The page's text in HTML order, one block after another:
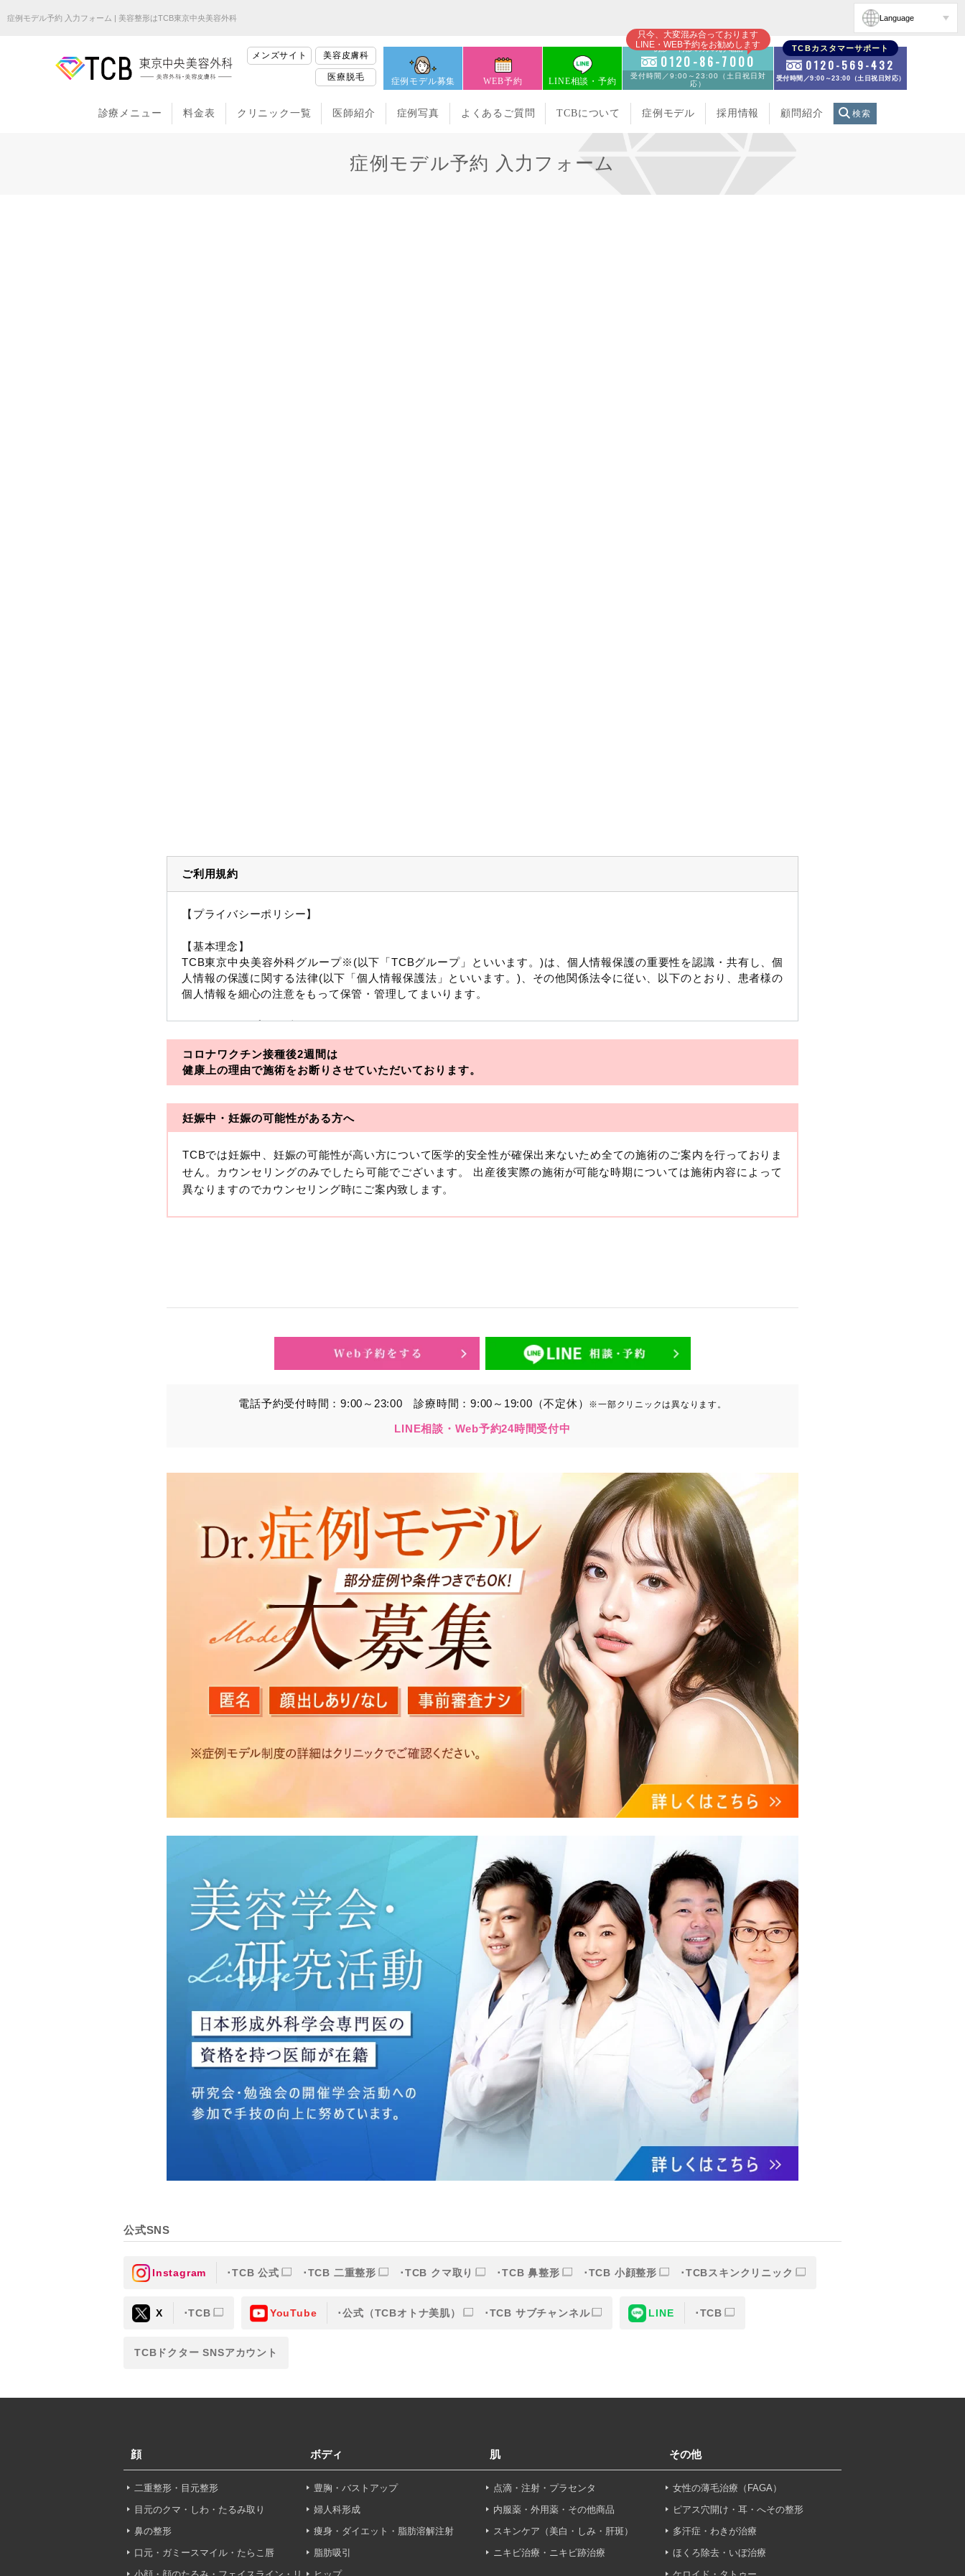
症例モデル予約 入力フォーム | 美容整形はTCB東京中央美容外科 Language
メンズサイト 美容皮膚科
医療脱毛 症例モデル募集 WEB予約 LINE相談・予約
只今、大変混み合っております
LINE・WEB予約をお勧めします
初診・再診の方のお電話
0120-86-7000
受付時間／9:00～23:00（土日祝日対
応）
TCBカスタマーサポート
0120-569-432
受付時間／9:00～23:00（土日祝日対応）
診療メニュー 料金表 クリニック一覧 医師紹介 症例写真 よくあるご質問 TCBについて 症例モデル 採用情報 顧問紹介 検索
症例モデル予約 入力フォーム
ご利用規約
【プライバシーポリシー】
【基本理念】
TCB東京中央美容外科グループ※(以下「TCBグループ」といいます。)は、個人情報保護の重要性を認識・共有し、個
人情報の保護に関する法律(以下「個人情報保護法」といいます。)、その他関係法令に従い、以下のとおり、患者様の
個人情報を細心の注意をもって保管・管理してまいります。
※TCBグループとは以下を総称していいます。
・一般社団法人メディカルアライアンス
・医療法人社団メディカルフロンティア
・医療法人社団創彩会
【定義】
本プライバシーポリシーにおいて「個人情報」とは、生存する個人に関する情報であって、当該情報に含まれる氏名、
生年月日その他の記述等により特定の個人を識別できるもの又は個人識別符号（個人情報保護委員会の政令に準じま
収集した患者様に関する情報には、単独のままでは特定の個人を識別できない情報もありますが、他の情報と組み合わ
③を併せて「取得情報」といいます。）。
・その他、特定の個人を識別することができる情報
・患者様がご利用になった各種サービスの内容、ご利用日時、閲覧履歴等に関連する情報
（これには、Cookie情報、アクセスログ等の利用状況に関する情報を含みます。）
③TCBグループが第三者から間接的に収集する情報
患者様の同意を得た上で、以下の情報をパブリックDMP事業者およびアフィリエイトサービスプロバイダ等の第三者
から取得し、TCBグループが既に有している患者様の個人情報と紐づける場合があります。
・患者様の閲覧履歴、端末等の情報
【利用目的】
TCBグループは取得情報を以下の目的で利用いたします。
・クリニックの来院予約、医療サービスの提供、医療関連商品の販売、アフターケア対応、これらに付随する諸対応等
のサービス提供のため
・医療サービスの提供に関する他の医療機関、検査機関及び研究機関との連携のため
・サービス向上を目的とした医療サービス・販売する医療関連商品に関する患者様へのアンケートの送受信及びこれに
・Cookie等の技術を用いたアクセス履歴、閲覧記録等に関する情報の収集、分析
・閲覧記録等から趣味・嗜好を分析した情報を使用しての広告に利用するため
・お問い合わせ又はご意見の内容確認及びその対応のため
・患者様のサービス利用状況の分析及び症例研究のため
・広告、宣伝、マーケティングのため
【個人情報の管理体制について】
TCBグループは、取り扱う個人情報を、厳正な管理の下に蓄積・保管し、当該個人情報への不正アクセス・紛失・破
壊・改ざんおよび漏洩等を防止するため、必要かつ適切な組織的・人的・物理的・技術的防御措置を講じます。
【個人情報の共同利用について】
TCBグループは、【利用目的】達成に必要な範囲で、取得情報を共同して利用することがあります。
なお、共同利用にあたっては、一般社団法人メディカルアライアンスが個人情報の管理について責任を有します。
東京都港区西新橋3-25-33 フロンティア御成門7F
一般社団法人メディカルアライアンス
【利用目的】の達成のため
【外部委託について】
めを行い、契約にあたっては取得情報が適正に管理されるよう確保します。
以外の第三者に開示・提供することはありません。
【個人情報の開示・訂正・利用停止について】
TCBグループは、本人の申し出により個人情報に関する開示、訂正、更新、削除、利用停止その他お問い合わせについ
て、これを適切に対応します。
問合せ先：個人情報お問合せフォーム
コロナワクチン接種後2週間は
健康上の理由で施術をお断りさせていただいております。
妊娠中・妊娠の可能性がある方へ
TCBでは妊娠中、妊娠の可能性が高い方について医学的安全性が確保出来ないため全ての施術のご案内を行っておりま
せん。カウンセリングのみでしたら可能でございます。 出産後実際の施術が可能な時期については施術内容によって
異なりますのでカウンセリング時にご案内致します。
電話予約受付時間：9:00～23:00診療時間：9:00～19:00（不定休） ※一部クリニックは異なります。
LINE相談・Web予約24時間受付中
公式SNS
Instagram TCB 公式 TCB 二重整形 TCB クマ取り TCB 鼻整形 TCB 小顔整形 TCBスキンクリニック
X TCB YouTube 公式（TCBオトナ美肌） TCB サブチャンネル LINE TCB
TCBドクター SNSアカウント
顔
二重整形・目元整形
目元のクマ・しわ・たるみ取り
鼻の整形
口元・ガミースマイル・たらこ唇
ボディ
豊胸・バストアップ
婦人科形成
痩身・ダイエット・脂肪溶解注射
脂肪吸引
肌
点滴・注射・プラセンタ
内服薬・外用薬・その他商品
スキンケア（美白・しみ・肝斑）
ニキビ治療・ニキビ跡治療
その他
女性の薄毛治療（FAGA）
ピアス穴開け・耳・へその整形
多汗症・わきが治療
ほくろ除去・いぼ治療